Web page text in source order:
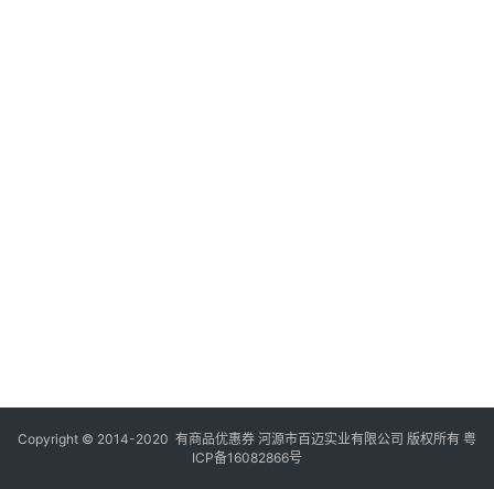
Copyright © 2014-2020 有商品优惠券 河源市百迈实业有限公司 版权所有 粤
ICP备16082866号